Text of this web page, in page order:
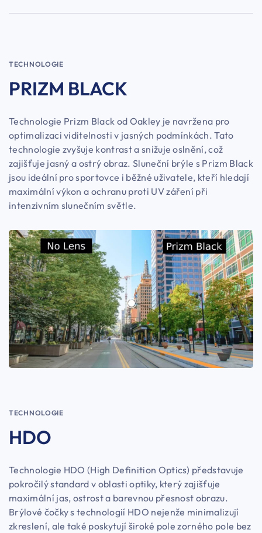
TECHNOLOGIE
PRIZM BLACK
Technologie Prizm Black od Oakley je navržena pro
optimalizaci viditelnosti v jasných podmínkách. Tato
technologie zvyšuje kontrast a snižuje oslnění, což
zajišťuje jasný a ostrý obraz. Sluneční brýle s Prizm Black
jsou ideální pro sportovce i běžné uživatele, kteří hledají
maximální výkon a ochranu proti UV záření při
intenzivním slunečním světle.
TECHNOLOGIE
HDO
Technologie HDO (High Definition Optics) představuje
pokročilý standard v oblasti optiky, který zajišťuje
maximální jas, ostrost a barevnou přesnost obrazu.
Brýlové čočky s technologií HDO nejenže minimalizují
zkreslení, ale také poskytují široké pole zorného pole bez